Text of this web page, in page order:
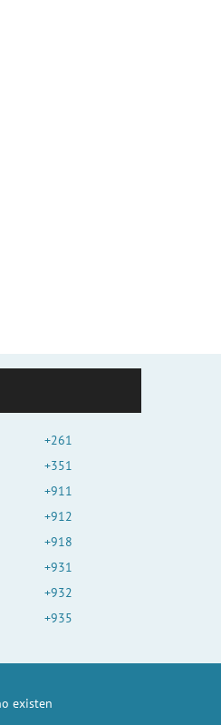
+261
+351
+911
+912
+918
+931
+932
+935
existen